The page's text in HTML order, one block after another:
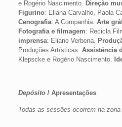
e Rogério Nascimento. Direção
Figurino: Eliana Carvalho, Paola
Cenografia: A Companhia. Arte
Fotografia e filmagem: Recicla
imprensa: Eliane Verbena.
Produções Artísticas. Assistência
Klepscke e Rogério Nascimento.
Depósito / Apresentações
Todas as sessões ocorrem na